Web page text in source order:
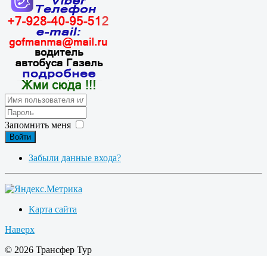
Запомнить меня
Войти
Забыли данные входа?
Карта сайта
Наверх
© 2026 Трансфер Тур